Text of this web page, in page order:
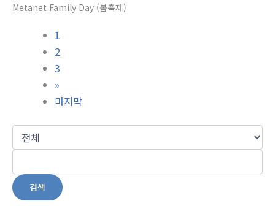
Metanet Family Day (봄축제)
1
2
3
»
마지막
검색